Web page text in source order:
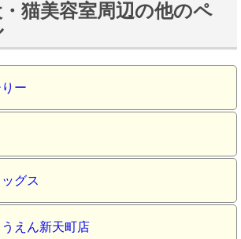
猫美容室周辺の他のペ
ー
グス
えん新天町店